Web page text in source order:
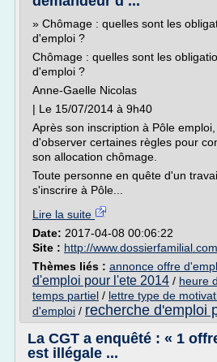
» Chômage : quelles sont les
d'emploi ?
Chômage : quelles sont les
d'emploi ?
Anne-Gaelle Nicolas
| Le 15/07/2014 à 9h40
Après son inscription à Pôle
d'observer certaines règles pour
son allocation chômage.
Toute personne en quête d'un
s'inscrire à Pôle...
Lire la suite
Date: 2017-04-08 00:06:22
Site : http://www.dossierfamilial.com
Thèmes liés : annonce offre
d'emploi pour l'ete 2014 / heure
temps partiel / lettre type de
d'emploi / recherche d'emploi
La CGT a enquêté : « 1
est illégale ...